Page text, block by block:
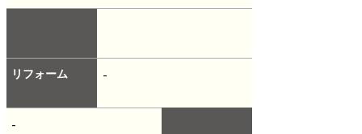
リフォーム -
-